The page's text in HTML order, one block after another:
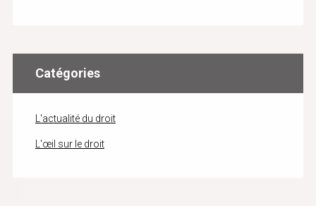
Catégories
L'actualité du droit
L'œil sur le droit